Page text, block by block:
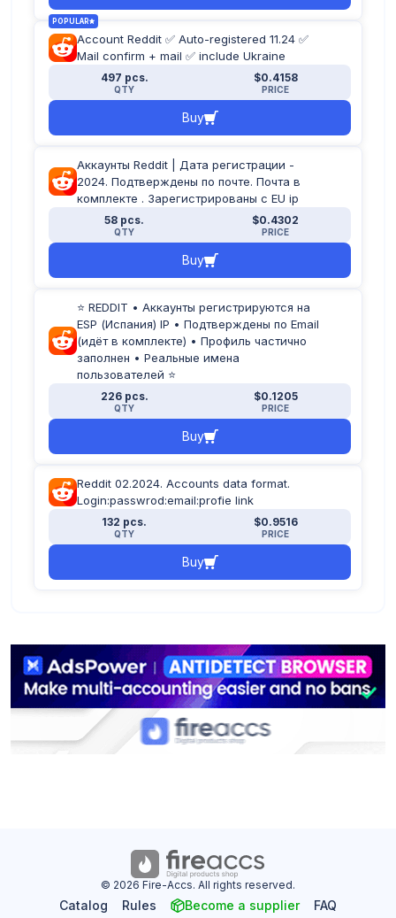
POPULAR
Account Reddit ✅ Auto-registered 11.24 ✅
Mail confirm + mail ✅ include Ukraine
497 pcs.
QTY
$0.4158
PRICE
Buy
Аккаунты Reddit | Дата регистрации -
2024. Подтверждены по почте. Почта в
комплекте . Зарегистрированы с EU ip
58 pcs.
QTY
$0.4302
PRICE
Buy
⭐ REDDIT • Аккаунты регистрируются на
ESP (Испания) IP • Подтверждены по Email
(идёт в комплекте) • Профиль частично
заполнен • Реальные имена
пользователей ⭐
226 pcs.
QTY
$0.1205
PRICE
Buy
Reddit 02.2024. Accounts data format.
Login:passwrod:email:profie link
132 pcs.
QTY
$0.9516
PRICE
Buy
© 2026 Fire-Accs. All rights reserved.
Catalog Rules Become a supplier FAQ